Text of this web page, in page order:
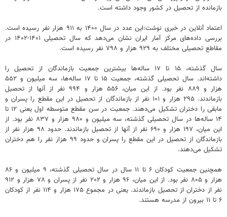
بازمانده از تحصیل در کشور وجود داشته است.
اعتماد آنلاین در خبری نوشت:این عدد در سال ۱۴۰۰ به ۹۱۱ هزار نفر رسیده است.
بررسی داده‌های مرکز آمار ایران نشان می‌دهد که سال تحصیلی ۱۴۰۱-۱۴۰۲ در
مقاطع تحصیلی مختلف به ۹۲۹ هزار و ۷۹۸ نفر رسیده است.
سال گذشته، ۱۵ تا ۱۷ ساله‌ها بیشترین جمعیت بازماندگان از تحصیل را
داشته‌اند. سال تحصیلی گذشته، جمعیت ۱۵ تا ۱۷ ساله‌ها، سه میلیون و ۵۵۲
هزار و ۸۸۹ نفر بود. از این میان، ۵۵۶ هزار و ۹۹۴ نفر از آنها از تحصیل
بازماندند. ۲۹۵ هزار و ۱۰۱ نفر از بازماندگان از تحصیل در این مقطع را پسران و
مابقی را دختران تشکیل می‌دهند. جمعیت در سن مقطع متوسطه اول یعنی ۱۲ تا
۱۴ ساله‌ها در سال تحصیلی گذشته، سه میلیون و ۹۸۰ هزار و ۸۳۷ نفر بود. از
این میان، ۱۹۷ هزار و ۶۹۰ نفر از آنها از تحصیل بازماندند. حدود ۹۸ هزار نفر از
بازماندگان از تحصیل در این مقطع را پسران و حدود ۹۹ هزار نفر را هم دختران
تشکیل می‌دهند.
همچنین جمعیت کودکان ۶ تا ۱۱ سال در سال تحصیلی گذشته، ۹ میلیون و ۸۶
هزار و ۸۰۵ نفر بود. از این میان، ۹۶ هزار و ۲۰۲ نفر از پسران و ۷۸ هزار و ۹۱۲
نفر از دختران از تحصیل بازماندند. یعنی در مجموع ۱۷۵ هزار و ۱۱۴ نفر از کودکان
۶ تا ۱۱ بیرون از مدرسه هستند.